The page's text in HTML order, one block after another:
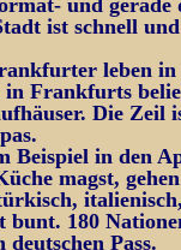
und gerade
ist schnell
leben in
in Frankfurts
Die Zeil
in den
magst,
bunt. 180
Pass.